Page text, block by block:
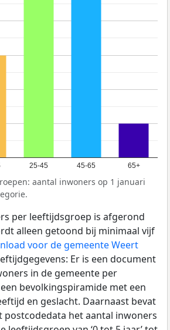
25-45 45-65 65+
aantal inwoners op 1 januari
per leeftijdsgroep is afgerond
alleen getoond bij minimaal vijf
voor de gemeente Weert
Er is een document
in de gemeente per
bevolkingspiramide met een
en geslacht. Daarnaast bevat
postcodedata het aantal inwoners